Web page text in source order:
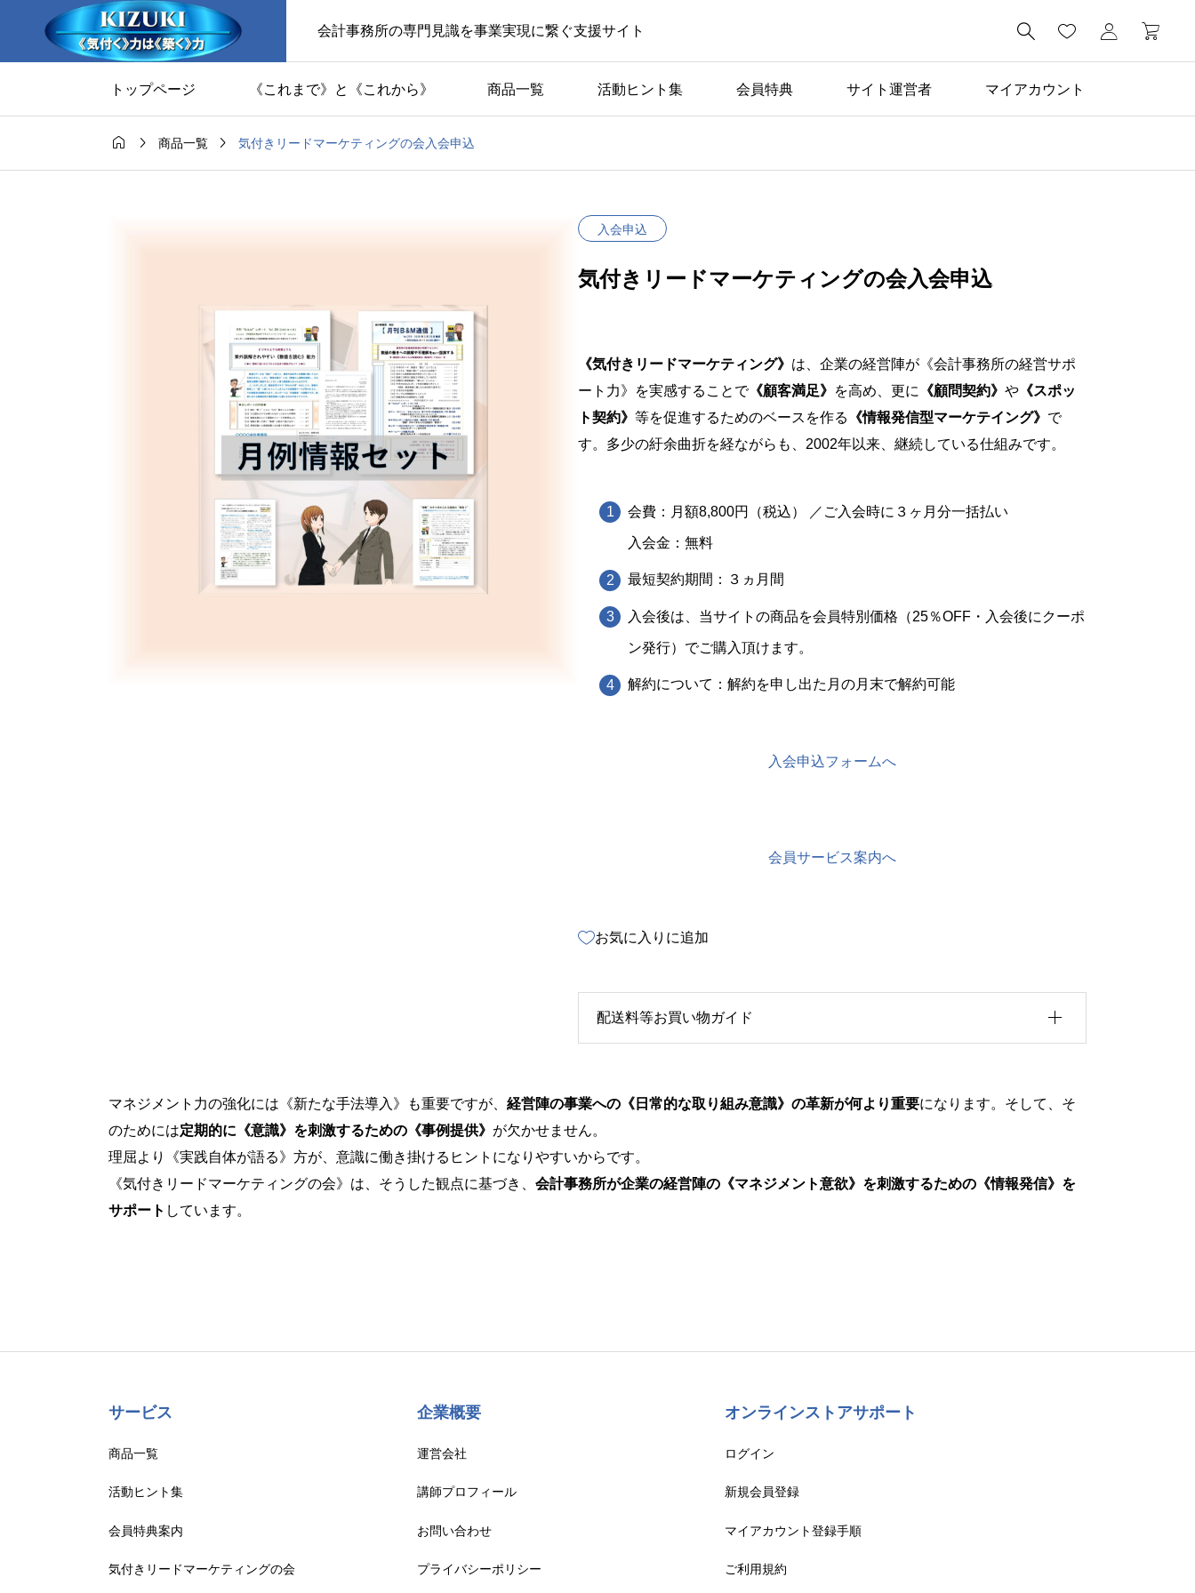
会計事務所の専門見識を事業実現に繋ぐ支援サイト 
トップページ 《これまで》と《これから》 商品一覧 活動ヒント集 会員特典 サイト運営者 マイアカウント
  商品一覧  気付きリードマーケティングの会入会申込
入会申込
気付きリードマーケティングの会入会申込
《気付きリードマーケティング》 は、企業の経営陣が《会計事務所の経営サポ
ート力》を実感することで《顧客満足》 を高め、更に 《顧問契約》 や 《スポッ
ト契約》 等を促進するためのベースを作る 《情報発信型マーケテイング》 で
す。多少の紆余曲折を経ながらも、2002年以来、継続している仕組みです。
会費：月額8,800円（税込） ／ご入会時に３ヶ月分一括払い
入会金：無料
最短契約期間：３ヵ月間
入会後は、当サイトの商品を会員特別価格（25％OFF・入会後にクーポ
ン発行）でご購入頂けます。
解約について：解約を申し出た月の月末で解約可能
入会申込フォームへ
会員サービス案内へ
お気に入りに追加
配送料等お買い物ガイド
ガイド」はこちらのページをご参照ください。
マネジメント力の強化には《新たな手法導入》も重要ですが、 経営陣の事業への《日常的な取り組み意識》の革新が何より重要になります。そして、そ
のためには定期的に《意識》を刺激するための《事例提供》 が欠かせません。
理屈より《実践自体が語る》方が、意識に働き掛けるヒントになりやすいからです。
《気付きリードマーケティングの会》は、そうした観点に基づき、 会計事務所が企業の経営陣の《マネジメント意欲》を刺激するための《情報発信》を
サポート しています。
サービス
商品一覧
活動ヒント集
会員特典案内
気付きリードマーケティングの会
企業概要
運営会社
講師プロフィール
お問い合わせ
プライバシーポリシー
オンラインストアサポート
ログイン
新規会員登録
マイアカウント登録手順
ご利用規約